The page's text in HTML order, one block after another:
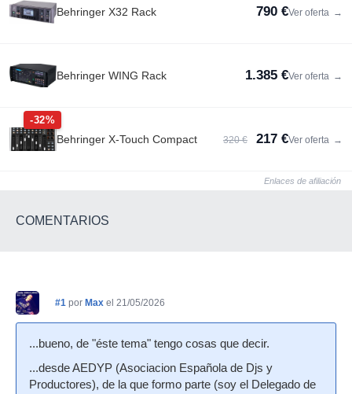
Behringer X32 Rack 790 €Ver oferta →
Behringer WING Rack 1.385 €Ver oferta →
-32%
Behringer X-Touch Compact 320 € 217 €Ver oferta →
Enlaces de afiliación
COMENTARIOS
#1 por Max el 21/05/2026
...bueno, de "éste tema" tengo cosas que decir.
...desde AEDYP (Asociacion Española de Djs y
Productores), de la que formo parte (soy el Delegado de